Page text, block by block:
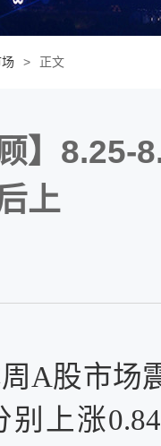
> 正文
】
上
A股市场
上涨